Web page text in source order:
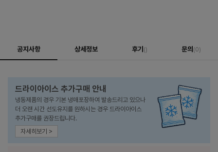
공지사항 상세정보 후기 () 문의 (0)
드라이아이스 추가구매 안내
냉동제품의 경우 기본 냉매포장하여 발송드리고 있으나
더 오랜 시간 선도유지를 원하시는 경우 드라이아이스
추가구매를 권장드립니다.
자세히보기 >